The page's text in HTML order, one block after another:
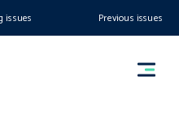
issues Previous issues